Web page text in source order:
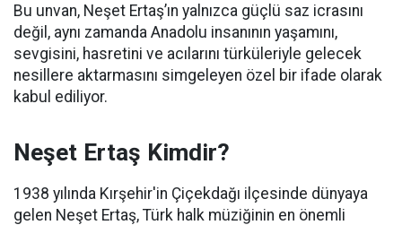
Bu unvan, Neşet Ertaş’ın yalnızca güçlü saz icrasını
değil, aynı zamanda Anadolu insanının yaşamını,
sevgisini, hasretini ve acılarını türküleriyle gelecek
nesillere aktarmasını simgeleyen özel bir ifade olarak
kabul ediliyor.
Neşet Ertaş Kimdir?
1938 yılında Kırşehir'in Çiçekdağı ilçesinde dünyaya
gelen Neşet Ertaş, Türk halk müziğinin en önemli